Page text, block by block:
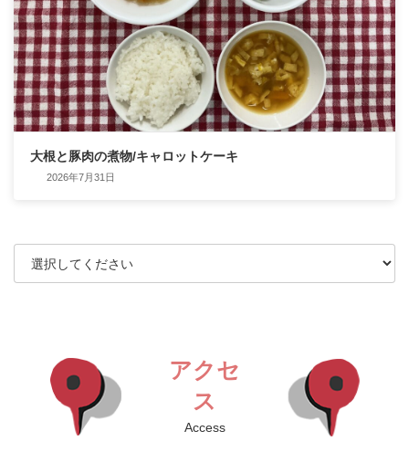
大根と豚肉の煮物/キャロットケーキ
2026年7月31日
アクセ
ス
Access